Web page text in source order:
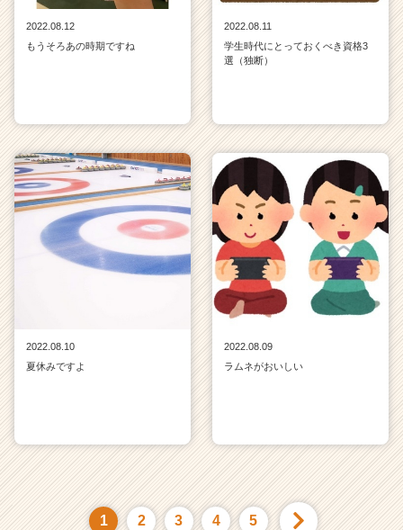
2022.08.12
もうそろあの時期ですね
2022.08.11
学生時代にとっておくべき資格3
選（独断）
2022.08.10
夏休みですよ
2022.08.09
ラムネがおいしい
1 2 3 4 5